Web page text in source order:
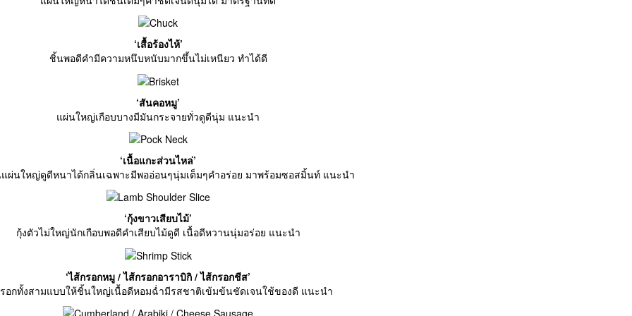
‘เสื้อร้องไห้’
ชิ้นพอดีคำมีความหนึบหนับมากขึ้นไม่เหนียว ทำได้ดี
‘สันคอหมู’
แผ่นใหญ่เกือบบางมีมันกระจายทั่วดูดีนุ่ม แนะนำ
‘เนื้อแกะส่วนไหล่’
ผ่นใหญ่ดูดีหนาได้กลิ่นเฉพาะมีพออ่อนๆนุ่มเต็มๆคำอร่อย มาพร้อมซอสมิ้นท์ แนะนำ
‘กุ้งขาวเสียบไม้’
กุ้งตัวไม่ใหญ่นักเกือบพอดีคำเสียบไม้ดูดี เนื้อดีหวานนุ่มอร่อย แนะนำ
‘ไส้กรอกหมู / ไส้กรอกอาราบิกิ / ไส้กรอกชีส’
อกทั้งสามแบบให้ชิ้นใหญ่เนื้อดีหอมฉ่ำมีรสชาติเข้มข้นชัดเจนใช้ของดี แนะนำ